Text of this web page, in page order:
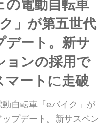
の電動自転車
ク」が第五世代
デート。新サ
ョンの採用で
マートに走破
自転車「eバイク」が
プデート。新サスペン